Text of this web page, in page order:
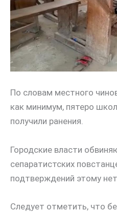
По словам местного
как минимум, пятеро
получили ранения.
Городские власти
сепаратистских
подтверждений этому нет.
Следует отметить, что